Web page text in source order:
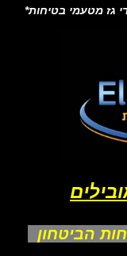
גז מטעמי בטיחות*
הביטחון